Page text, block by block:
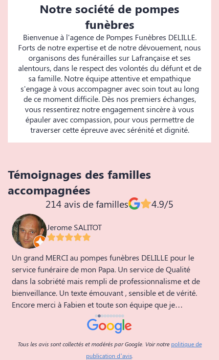
Notre société de pompes
funèbres
Bienvenue à l'agence de Pompes Funèbres DELILLE.
Forts de notre expertise et de notre dévouement, nous
organisons des funérailles sur Lafrançaise et ses
alentours, dans le respect des volontés du défunt et de
sa famille. Notre équipe attentive et empathique
s'engage à vous accompagner avec soin tout au long
de ce moment difficile. Dès nos premiers échanges,
vous ressentirez notre engagement sincère à vous
épauler avec compassion, pour vous permettre de
traverser cette épreuve avec sérénité et dignité.
Témoignages des familles
accompagnées
214 avis de familles 4.9/5
Jerome SALITOT
Un grand MERCI au pompes funèbres DELILLE pour le
service funéraire de mon Papa. Un service de Qualité
dans la sobriété mais rempli de professionnalisme et de
bienveillance. Un texte émouvant , sensible et de vérité.
Encore merci à Fabien et toute son équipe que je
Tous les avis sont collectés et modérés par Google. Voir notre politique de
publication d’avis.